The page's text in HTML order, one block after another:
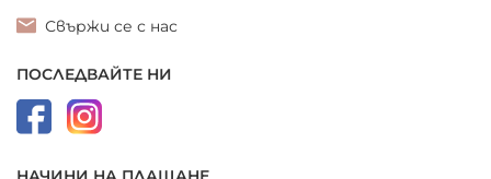
Свържи се с нас
ПОСЛЕДВАЙТЕ НИ